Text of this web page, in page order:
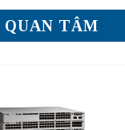
QUAN TÂM